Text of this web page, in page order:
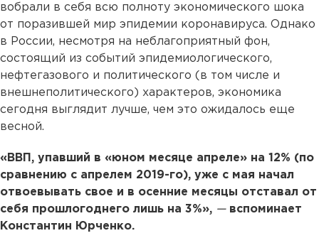
вобрали в себя всю полноту экономического шока
от поразившей мир эпидемии коронавируса. Однако
в России, несмотря на неблагоприятный фон,
состоящий из событий эпидемиологического,
нефтегазового и политического (в том числе и
внешнеполитического) характеров, экономика
сегодня выглядит лучше, чем это ожидалось еще
весной.
«ВВП, упавший в «юном месяце апреле» на 12% (по
сравнению с апрелем 2019-го), уже с мая начал
отвоевывать свое и в осенние месяцы отставал от
себя прошлогоднего лишь на 3%», —вспоминает
Константин Юрченко.